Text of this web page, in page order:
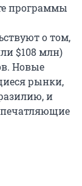
программы
о том,
$108 млн)
Новые
рынки,
и